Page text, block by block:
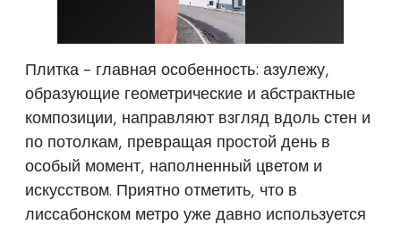
Плитка - главная особенность: азулежу,
образующие геометрические и абстрактные
композиции, направляют взгляд вдоль стен и
по потолкам, превращая простой день в
особый момент, наполненный цветом и
искусством. Приятно отметить, что в
лиссабонском метро уже давно используется